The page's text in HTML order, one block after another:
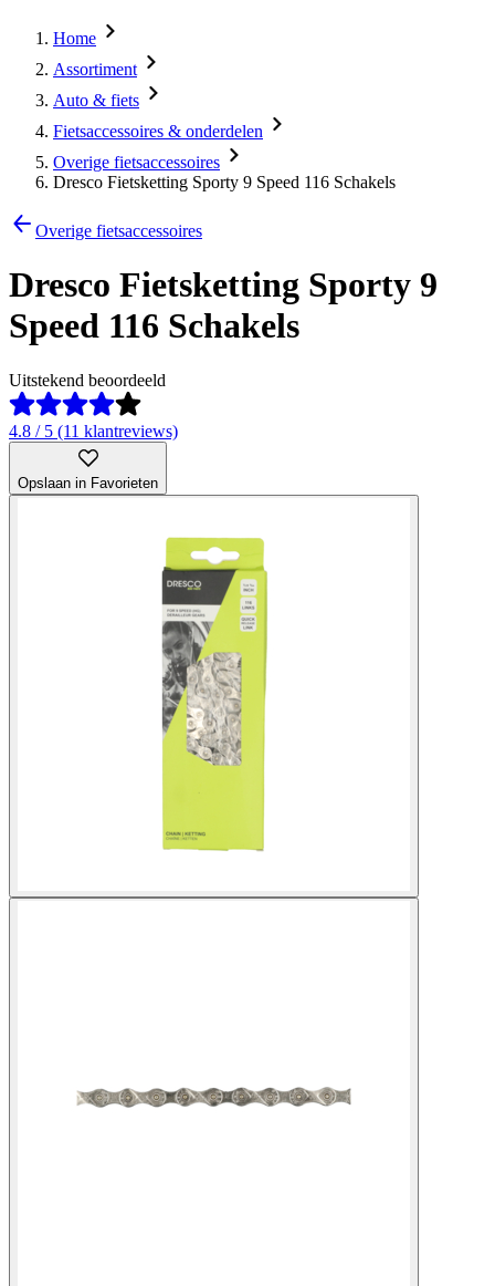
Home
Assortiment
Auto & fiets
Fietsaccessoires & onderdelen
Overige fietsaccessoires
Dresco Fietsketting Sporty 9 Speed 116 Schakels
Overige fietsaccessoires
Dresco Fietsketting Sporty 9
Speed 116 Schakels
Uitstekend beoordeeld
4.8 / 5 (11 klantreviews)
Opslaan in Favorieten